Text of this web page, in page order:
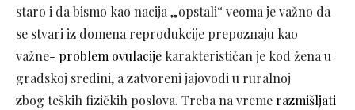
staro i da bismo kao nacija „opstali“ veoma je važno da
se stvari iz domena reprodukcije prepoznaju kao
važne- problem ovulacije karakterističan je kod žena u
gradskoj sredini, a zatvoreni jajovodi u ruralnoj
zbog teških fizičkih poslova. Treba na vreme razmišljati